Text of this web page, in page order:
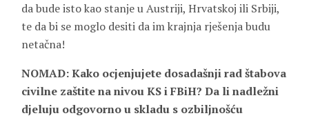
da bude isto kao stanje u Austriji, Hrvatskoj ili Srbiji,
te da bi se moglo desiti da im krajnja rješenja budu
netačna!
NOMAD: Kako ocjenjujete dosadašnji rad štabova
civilne zaštite na nivou KS i FBiH? Da li nadležni
djeluju odgovorno u skladu s ozbiljnošću